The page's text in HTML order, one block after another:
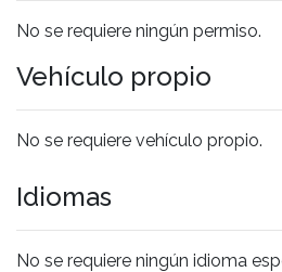
No se requiere ningún permiso.
Vehículo propio
No se requiere vehículo propio.
Idiomas
No se requiere ningún idioma